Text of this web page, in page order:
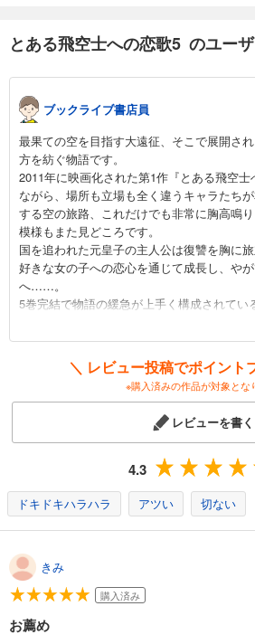
とある飛空士への恋歌5 のユー
ブックライブ書店員
最果ての空を目指す大遠征、そこで展開さ
方を紡ぐ物語です。
2011年に映画化された第1作『とある飛空
ながら、場所も立場も全く違うキャラたち
する空の旅路、これだけでも非常に胸高鳴
模様もまた見どころです。
国を追われた元皇子の主人公は復讐を胸に
好きな女の子への恋心を通じて成長し、や
へ……。
5巻完結で物語の緩急が上手く構成されてい
和やかな日常が一変して残酷な現実に突き
がとても印象に残ります。
今年からアニメも始まり、空戦シーンがど
になる……！
原作ではキャラの心情や詳細な設定も書き
メで映像ならではの演出を楽しみつつ、原
激動の時代を翔け抜ける飛空士の物語、ど
＼ レビュー投稿でポイント
※購入済みの作品が対象とな
レビューを書く
4.3
ドキドキハラハラ アツい 切ない
きみ
購入済み
お薦め